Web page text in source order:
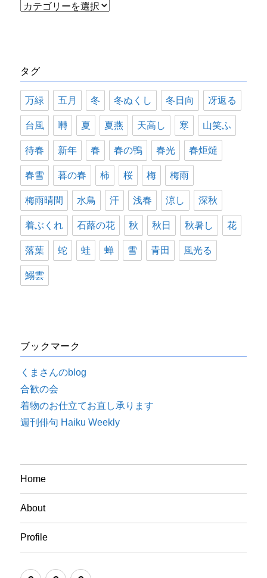
カ
ー
タグ
万緑 五月 冬 冬ぬくし 冬日向 冴返る
台風 囀 夏 夏燕 天高し 寒 山笑ふ
待春 新年 春 春の鴨 春光 春炬燵
春雪 暮の春 柿 桜 梅 梅雨
梅雨晴間 水鳥 汗 浅春 涼し 深秋
着ぶくれ 石蕗の花 秋 秋日 秋暑し 花
落葉 蛇 蛙 蝉 雪 青田 風光る
鰯雲
ブックマーク
くまさんのblog
合歓の会
着物のお仕立てお直し承ります
週刊俳句 Haiku Weekly
Home
About
Profile